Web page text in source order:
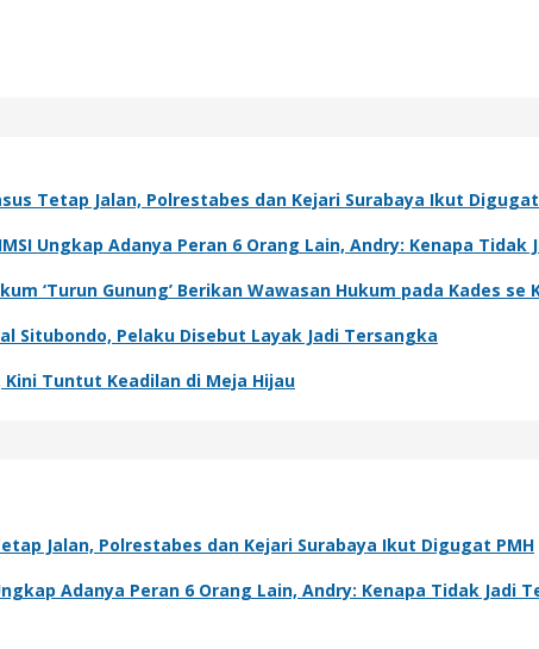
Tetap Jalan, Polrestabes dan Kejari Surabaya Ikut Digugat
Ungkap Adanya Peran 6 Orang Lain, Andry: Kenapa Tidak
‘Turun Gunung’ Berikan Wawasan Hukum pada Kades se
Situbondo, Pelaku Disebut Layak Jadi Tersangka
Kini Tuntut Keadilan di Meja Hijau
Jalan, Polrestabes dan Kejari Surabaya Ikut Digugat PMH
Adanya Peran 6 Orang Lain, Andry: Kenapa Tidak Jadi